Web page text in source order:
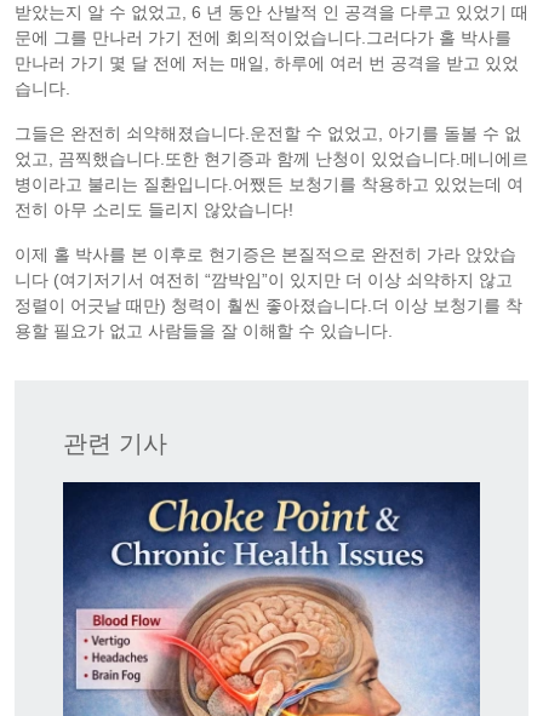
받았는지 알 수 없었고, 6 년 동안 산발적 인 공격을 다루고 있었기 때
문에 그를 만나러 가기 전에 회의적이었습니다.그러다가 홀 박사를
만나러 가기 몇 달 전에 저는 매일, 하루에 여러 번 공격을 받고 있었
습니다.
그들은 완전히 쇠약해졌습니다.운전할 수 없었고, 아기를 돌볼 수 없
었고, 끔찍했습니다.또한 현기증과 함께 난청이 있었습니다.메니에르
병이라고 불리는 질환입니다.어쨌든 보청기를 착용하고 있었는데 여
전히 아무 소리도 들리지 않았습니다!
이제 홀 박사를 본 이후로 현기증은 본질적으로 완전히 가라 앉았습
니다 (여기저기서 여전히 “깜박임”이 있지만 더 이상 쇠약하지 않고
정렬이 어긋날 때만) 청력이 훨씬 좋아졌습니다.더 이상 보청기를 착
용할 필요가 없고 사람들을 잘 이해할 수 있습니다.
관련 기사